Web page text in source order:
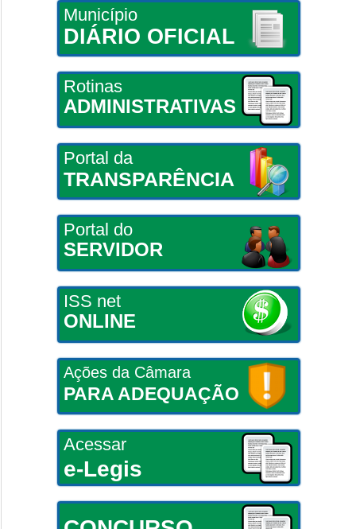
Município
DIÁRIO OFICIAL
Rotinas
ADMINISTRATIVAS
Portal da
TRANSPARÊNCIA
Portal do
SERVIDOR
ISS net
ONLINE
Ações da Câmara
PARA ADEQUAÇÃO
Acessar
e-Legis